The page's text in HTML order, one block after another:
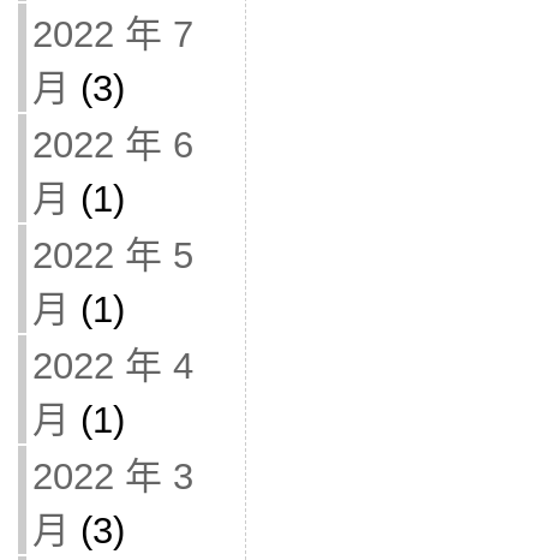
2022 年 7
月 (3)
2022 年 6
月 (1)
2022 年 5
月 (1)
2022 年 4
月 (1)
2022 年 3
月 (3)